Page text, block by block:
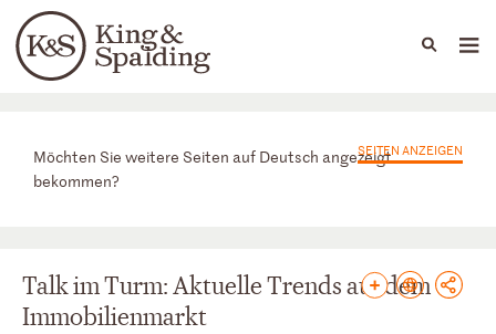
Languages
People Capabilities
News & Insights
Möchten Sie weitere Seiten auf Deutsch angezeigt
bekommen?
SEITEN ANZEIGEN
Talk im Turm: Aktuelle Trends auf dem
Immobilienmarkt